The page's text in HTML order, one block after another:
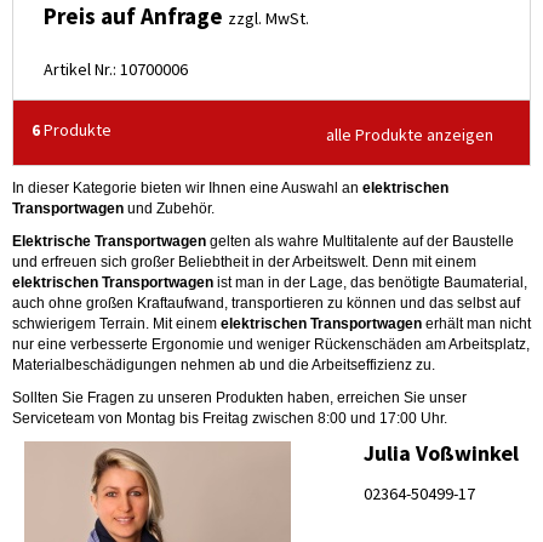
Preis auf Anfrage zzgl. MwSt.
Artikel Nr.: 10700006
6Produkte alle Produkte anzeigen
In dieser Kategorie bieten wir Ihnen eine Auswahl an elektrischen
Transportwagen und Zubehör.
Elektrische Transportwagen gelten als wahre Multitalente auf der Baustelle
und erfreuen sich großer Beliebtheit in der Arbeitswelt. Denn mit einem
elektrischen Transportwagen ist man in der Lage, das benötigte Baumaterial,
auch ohne großen Kraftaufwand, transportieren zu können und das selbst auf
schwierigem Terrain. Mit einem elektrischen Transportwagen erhält man nicht
nur eine verbesserte Ergonomie und weniger Rückenschäden am Arbeitsplatz,
Materialbeschädigungen nehmen ab und die Arbeitseffizienz zu.
Sollten Sie Fragen zu unseren Produkten haben, erreichen Sie unser
Serviceteam von Montag bis Freitag zwischen 8:00 und 17:00 Uhr.
Julia Voßwinkel
02364-50499-17